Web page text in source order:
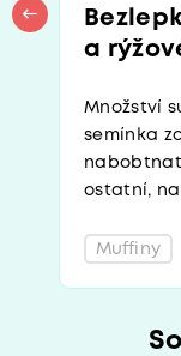
a
Množství
semínka
ostatní,
Muffiny